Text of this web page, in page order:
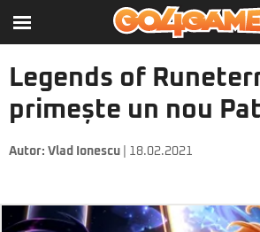
Legends of
primește un nou
Autor: Vlad Ionescu | 18.02.2021